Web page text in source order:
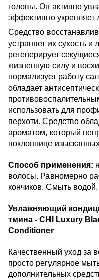
головы. Он активно
эффективно укрепляет
Средство
устраняет их сухость
регенерирует
жизненную силу и
нормализует работу
обладает
использовать для
перхоти. Средство
ароматом, который
поклоннице
Способ применения:
волосы. Равномерно
кончиков. Смыть водой.
Увлажняющий
тмина - CHI Luxury
Conditioner
Качественный уход за
просто регулярное
дополнительных